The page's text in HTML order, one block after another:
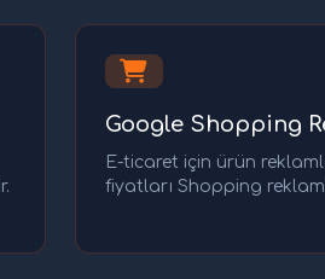
Google Shopping
E-ticaret için ürün
fiyatları Shopping